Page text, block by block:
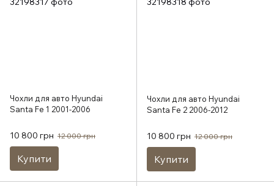
Чохли для авто Hyundai
Santa Fe 1 2001-2006
10 800 грн 12 000 грн
Купити
Чохли для авто Hyundai
Santa Fe 2 2006-2012
10 800 грн 12 000 грн
Купити